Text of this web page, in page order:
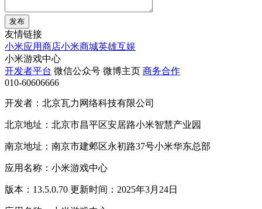
发布
友情链接
小米应用商店小米商城英雄互娱
小米游戏中心
开发者平台 微信公众号 微博主页 商务合作
010-60606666
开发者：北京瓦力网络科技有限公司
北京地址：北京市昌平区安居路小米智慧产业园
南京地址：南京市建邺区永初路37号小米华东总部
应用名称：小米游戏中心
版本：13.5.0.70 更新时间：2025年3月24日